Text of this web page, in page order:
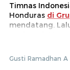
Timnas
Honduras di
mendatang.
November
Gusti Ramadhan A